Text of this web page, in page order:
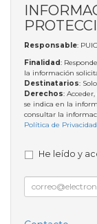
Responsable:
Finalidad:
la información
Destinatarios:
Derechos:
se indica en la
consultar la
Política de Privacidad
He leído y